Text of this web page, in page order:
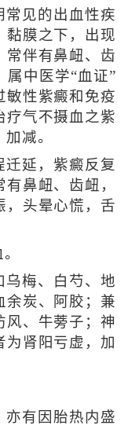
常见的出血性疾
黏膜之下，出现
常伴有鼻衄、齿
属中医学“血证”
敏性紫癜和免疫
疗气不摄血之紫
减。
延，紫癜反复
鼻衄、齿衄，
，头晕心慌，舌
梅、白芍、地
余炭、阿胶；兼
风、牛蒡子；神
为肾阳亏虚，加
亦有因胎热内盛